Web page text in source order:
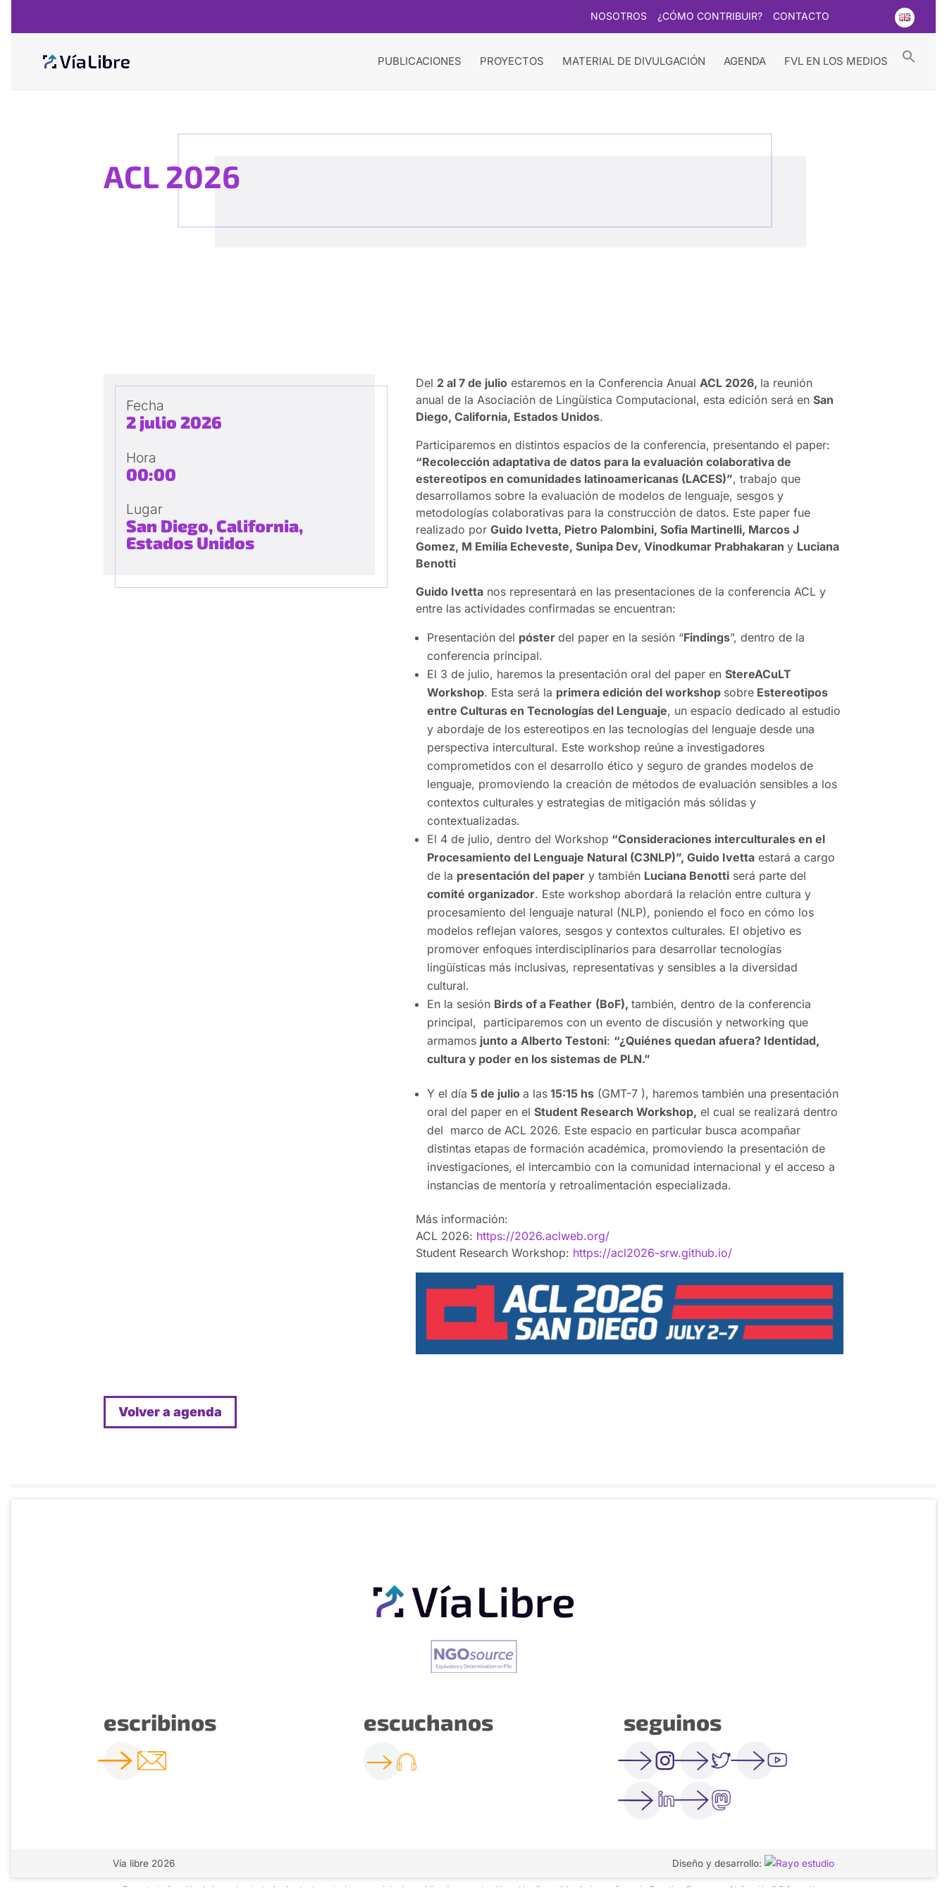
NOSOTROS ¿CÓMO CONTRIBUIR? CONTACTO
PUBLICACIONES PROYECTOS MATERIAL DE DIVULGACIÓN AGENDA FVL EN LOS MEDIOS
ACL 2026
Fecha
2 julio 2026
Hora
00:00
Lugar
San Diego, California,
Estados Unidos
Del 2 al 7 de julio estaremos en la Conferencia AnualACL 2026, la reunión
anual de la Asociación de Lingüística Computacional, esta edición será enSan
Diego, California, Estados Unidos.
Participaremos en distintos espacios de la conferencia, presentando el paper:
“Recolección adaptativa de datos para la evaluación colaborativa de
estereotipos en comunidades latinoamericanas (LACES)”, trabajo que
desarrollamos sobre la evaluación de modelos de lenguaje, sesgos y
metodologías colaborativas para la construcción de datos. Este paper fue
realizado porGuido Ivetta, Pietro Palombini, Sofia Martinelli, Marcos J
Gomez, M Emilia Echeveste, Sunipa Dev, Vinodkumar Prabhakarany Luciana
Benotti
Guido Ivetta nos representará en las presentaciones de la conferencia ACL y
entre las actividades confirmadas se encuentran:
Presentación del pósterdel paper en la sesión “Findings”, dentro de la
conferencia principal.
El 3 de julio, haremos la presentación oral del paper enStereACuLT
Workshop. Esta será la primera edición del workshop sobre Estereotipos
entre Culturas en Tecnologías del Lenguaje, un espacio dedicado al estudio
y abordaje de los estereotipos en las tecnologías del lenguaje desde una
perspectiva intercultural. Este workshop reúne a investigadores
comprometidos con el desarrollo ético y seguro de grandes modelos de
lenguaje, promoviendo la creación de métodos de evaluación sensibles a los
contextos culturales y estrategias de mitigación más sólidas y
contextualizadas.
El 4 de julio, dentro del Workshop “Consideraciones interculturales en el
Procesamiento del Lenguaje Natural (C3NLP)”, Guido Ivetta estará a cargo
de la presentación del paper y también Luciana Benotti será parte del
comité organizador. Este workshop abordará la relación entre cultura y
procesamiento del lenguaje natural (NLP), poniendo el foco en cómo los
modelos reflejan valores, sesgos y contextos culturales. El objetivo es
promover enfoques interdisciplinarios para desarrollar tecnologías
lingüísticas más inclusivas, representativas y sensibles a la diversidad
cultural.
En la sesión Birds of a Feather (BoF),también, dentro de la conferencia
principal, participaremos con un evento de discusión y networking que
armamos junto a Alberto Testoni: “¿Quiénes quedan afuera? Identidad,
cultura y poder en los sistemas de PLN.”
Y el día 5 de julioa las 15:15 hs (GMT-7 ), haremos también una presentación
oral del paper en elStudent Research Workshop, el cual se realizará dentro
del marco de ACL 2026. Este espacio en particular busca acompañar
distintas etapas de formación académica, promoviendo la presentación de
investigaciones, el intercambio con la comunidad internacional y el acceso a
instancias de mentoría y retroalimentación especializada.
Más información:
ACL 2026: https://2026.aclweb.org/
Student Research Workshop: https://acl2026-srw.github.io/
Volver a agenda
escribinos escuchanos seguinos
Vía libre 2026 Diseño y desarrollo:
Excepto indicación de lo contrario, todos los textos e imágenes originales publicadas en este sitio están disponibles bajo una licencia Creative Commons Atribución 2.5 Argentina